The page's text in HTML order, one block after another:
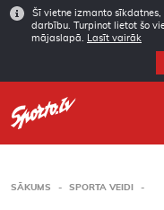
Šī vietne izmanto
darbību. Turpinot lietot šo
mājaslapā.
Lasīt vairāk
SĀKUMS SPORTA VEIDI